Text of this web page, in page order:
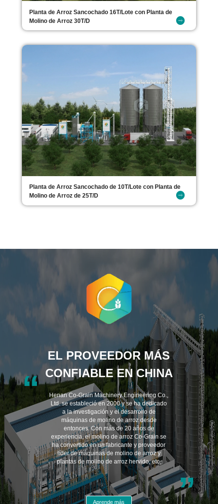
Planta de Arroz Sancochado 16T/Lote con Planta de
Molino de Arroz 30T/D
Planta de Arroz Sancochado de 10T/Lote con Planta de
Molino de Arroz de 25T/D
EL PROVEEDOR MÁS
CONFIABLE EN CHINA
“
Henan Co-Grain Machinery Engineering Co.,
Ltd. se estableció en 2000 y se ha dedicado
a la investigación y el desarrollo de
máquinas de molino de arroz desde
entonces. Con más de 20 años de
experiencia, el molino de arroz Co-Grain se
ha convertido en un fabricante y proveedor
líder de máquinas de molino de arroz y
plantas de molino de arroz hervido, etc.
”
Aprende más